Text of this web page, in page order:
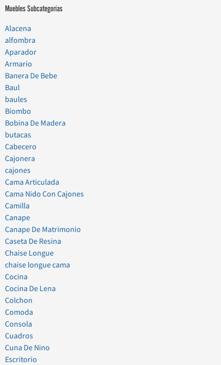
Muebles Subcategorías
Alacena
alfombra
Aparador
Armario
Banera De Bebe
Baul
baules
Biombo
Bobina De Madera
butacas
Cabecero
Cajonera
cajones
Cama Articulada
Cama Nido Con Cajones
Camilla
Canape
Canape De Matrimonio
Caseta De Resina
Chaise Longue
chaise longue cama
Cocina
Cocina De Lena
Colchon
Comoda
Consola
Cuadros
Cuna De Nino
Escritorio